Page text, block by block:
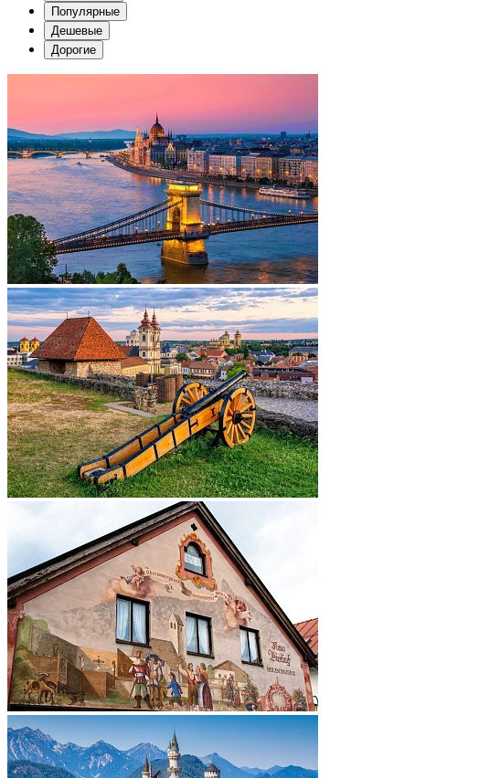
Популярные
Дешевые
Дорогие